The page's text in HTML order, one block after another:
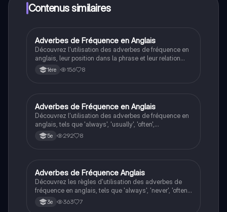
limites!
Contenus similaires
Anglais
Adverbes de Fréquence en Anglais
Découvrez l'utilisation des adverbes de fréquence en
anglais, leur position dans la phrase et leur relation
avec le présent simple. Ce résumé aborde les
principaux adverbes tels que 'always', 'usually',
1ère 156 8
Anglais
Adverbes de Fréquence en Anglais
Découvrez l'utilisation des adverbes de fréquence en
anglais, tels que 'always', 'usually', 'often',
'sometimes', et 'never'. Apprenez à les placer
correctement dans des phrases avec auxiliaires et
5e 292 8
Anglais
Adverbes de Fréquence Anglais
Découvrez les règles d'utilisation des adverbes de
fréquence en anglais, tels que 'always', 'never', 'often',
et 'usually'. Apprenez leur placement dans les phrases
affirmatives, négatives et interrogatives à travers des
3e 363 7